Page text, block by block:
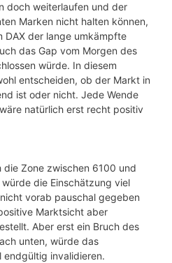
doch weiterlaufen und der
Marken nicht halten können,
DAX der lange umkämpfte
das Gap vom Morgen des
würde. In diesem
entscheiden, ob der Markt in
ist oder nicht. Jede Wende
natürlich erst recht positiv
Zone zwischen 6100 und
die Einschätzung viel
vorab pauschal gegeben
Marktsicht aber
Aber erst ein Bruch des
unten, würde das
endgültig invalidieren.